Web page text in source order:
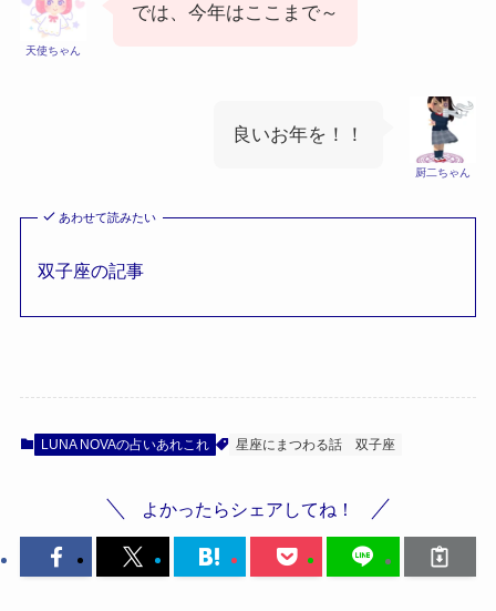
天使ちゃん
では、今年はここまで～
厨二ちゃん
良いお年を！！
あわせて読みたい
双子座の記事
LUNA NOVAの占いあれこれ 星座にまつわる話 双子座
よかったらシェアしてね！